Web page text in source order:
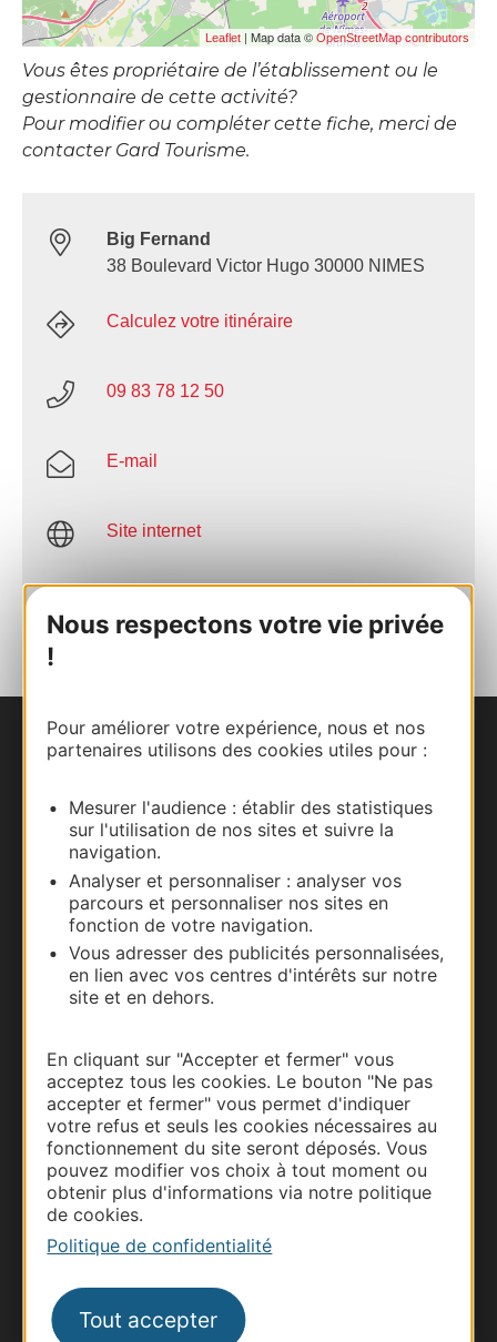
Nous respectons votre vie privée
!
Pour améliorer votre expérience, nous et nos
partenaires utilisons des cookies utiles pour :
Mesurer l'audience : établir des statistiques
sur l'utilisation de nos sites et suivre la
navigation.
Analyser et personnaliser : analyser vos
parcours et personnaliser nos sites en
fonction de votre navigation.
Vous adresser des publicités personnalisées,
en lien avec vos centres d'intérêts sur notre
site et en dehors.
En cliquant sur "Accepter et fermer" vous
acceptez tous les cookies. Le bouton "Ne pas
accepter et fermer" vous permet d'indiquer
votre refus et seuls les cookies nécessaires au
fonctionnement du site seront déposés. Vous
pouvez modifier vos choix à tout moment ou
obtenir plus d'informations via notre politique
de cookies.
Politique de confidentialité
Tout accepter
Leaflet | Map data © OpenStreetMap contributors
Vous êtes propriétaire de l’établissement ou le
gestionnaire de cette activité?
Pour modifier ou compléter cette fiche, merci de
contacter Gard Tourisme.
Big Fernand
38 Boulevard Victor Hugo 30000 NIMES
Calculez votre itinéraire
09 83 78 12 50
E-mail
Site internet
Nous contacter
Carte interactive
Documentation
Thermalisme
Business/Mice
Pros d'Occitanie
Site presse et d'influence
Voyagistes
Destination Sport
Inscrivez-vous à la lettre d'information